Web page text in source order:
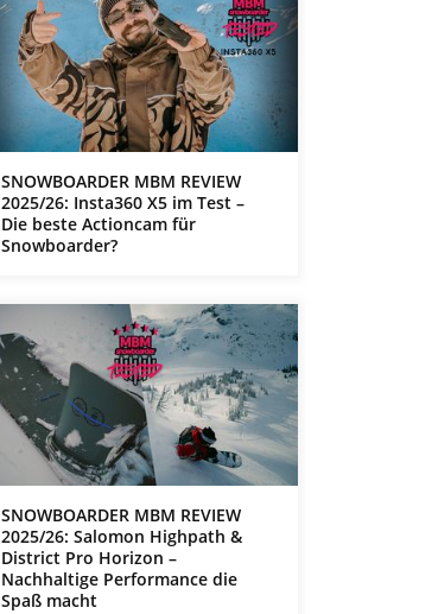
SNOWBOARDER MBM REVIEW
2025/26: Insta360 X5 im Test –
Die beste Actioncam für
Snowboarder?
SNOWBOARDER MBM REVIEW
2025/26: Salomon Highpath &
District Pro Horizon –
Nachhaltige Performance die
Spaß macht